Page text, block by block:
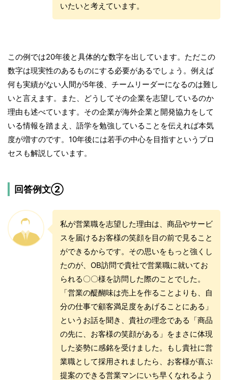
いたいと考えています。
この例では20年後と具体的な数字を出しています。ただこの
数字は現実性のあるものにする必要があるでしょう。例えば
何も実績がない人間が5年後、チームリーダーになるのは難し
いと言えます。また、どうしてその企業を志望しているのか
理由も述べています。その企業が海外企業と開発協力をして
いる情報を踏まえ、語学を勉強していることを伝えれば本気
度が増すのです。10年後には若手の中心を目指すというプロ
セスも解説しています。
回答例文②
私が営業職を志望した理由は、商品やサービ
スを届けるお客様の笑顔を目の前で見ること
ができるからです。その思いをもっと強くし
たのが、OB訪問で貴社で営業職に就いてお
られる〇〇様を訪問した際のことでした。
「営業の醍醐味は売上を作ることよりも、自
分の仕事で顧客満足度をあげることにある」
というお話を聞き、貴社の理念である「商品
の先に、お客様の笑顔がある」をまさに体現
した姿勢に感銘を受けました。もし貴社に営
業職として採用されましたら、お客様が喜ぶ
提案のできる営業マンにいち早くなれるよう